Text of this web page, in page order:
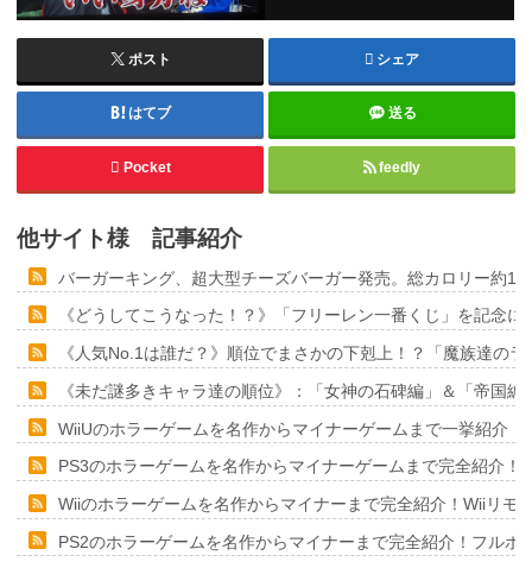
ポスト シェア
はてブ 送る
Pocket feedly
他サイト様 記事紹介
バーガーキング、超大型チーズバーガー発売。総カロリー約
《どうしてこうなった！？》「フリーレン一番くじ」を記念
《人気No.1は誰だ？》順位でまさかの下剋上！？「魔族達の
《未だ謎多きキャラ達の順位》：「女神の石碑編」＆「帝国
WiiUのホラーゲームを名作からマイナーゲームまで一挙紹介
PS3のホラーゲームを名作からマイナーゲームまで完全紹介
Wiiのホラーゲームを名作からマイナーまで完全紹介！Wiiリモ
PS2のホラーゲームを名作からマイナーまで完全紹介！フルポ